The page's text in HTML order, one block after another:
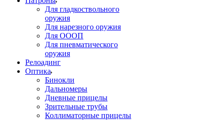
Для гладкоствольного
оружия
Для нарезного оружия
Для ОООП
Для пневматического
оружия
Релоадинг
Оптика
Бинокли
Дальномеры
Дневные прицелы
Зрительные трубы
Коллиматорные прицелы